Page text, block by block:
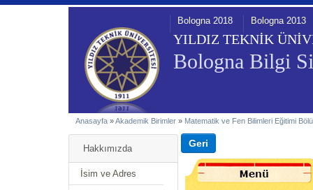
YILDIZ TEKNİK
Bologna Bilgi
Bologna 2018 Bologna 2013
Anasayfa »Akademik Birimler » Matematik ve Fen Bilimleri Eğitimi
Hakkımızda
İsim ve Adres